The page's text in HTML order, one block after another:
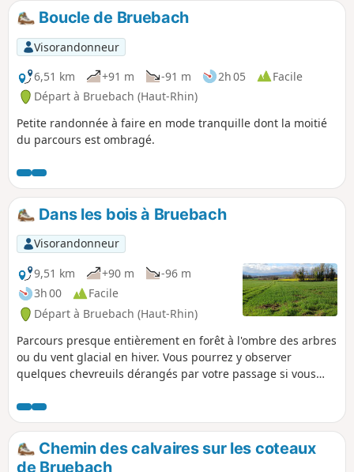
Boucle de Bruebach
Visorandonneur
6,51 km
+91 m -91 m 2h 05
Facile
Départ à Bruebach (Haut-Rhin)
Petite randonnée à faire en mode tranquille dont la moitié
du parcours est ombragé.
Dans les bois à Bruebach
Visorandonneur
9,51 km
+90 m
-96 m
3h 00
Facile
Départ à Bruebach (Haut-Rhin)
Parcours presque entièrement en forêt à l'ombre des arbres
ou du vent glacial en hiver. Vous pourrez y observer
quelques chevreuils dérangés par votre passage si vous
mais présence de nombreux arbres couchés à contourner.
Chemin des calvaires sur les coteaux
de Bruebach